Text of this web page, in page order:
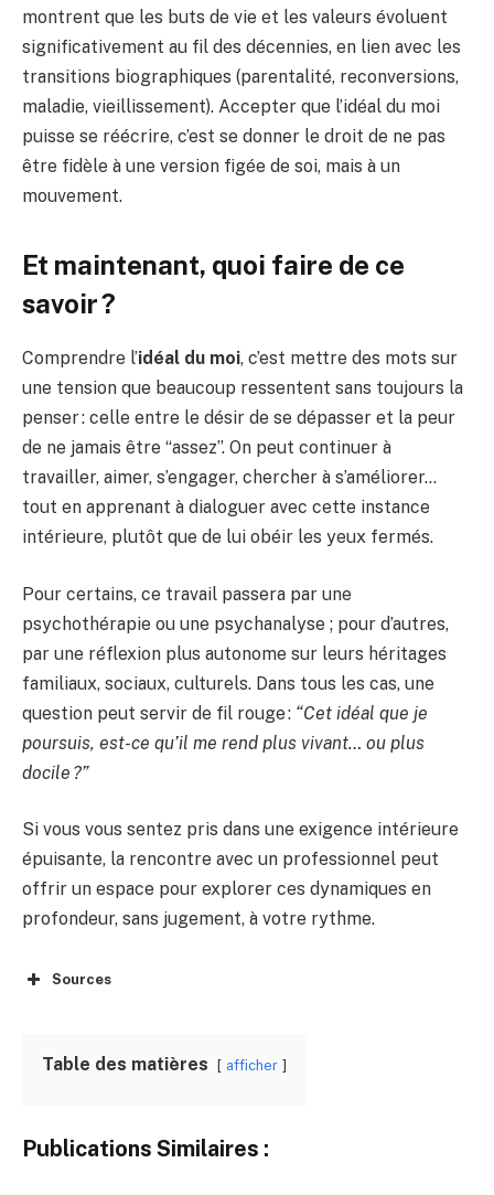
montrent que les buts de vie et les valeurs évoluent
significativement au fil des décennies, en lien avec les
transitions biographiques (parentalité, reconversions,
maladie, vieillissement). Accepter que l’idéal du moi
puisse se réécrire, c’est se donner le droit de ne pas
être fidèle à une version figée de soi, mais à un
mouvement.
Et maintenant, quoi faire de ce
savoir ?
Comprendre l’idéal du moi, c’est mettre des mots sur
une tension que beaucoup ressentent sans toujours la
penser : celle entre le désir de se dépasser et la peur
de ne jamais être “assez”. On peut continuer à
travailler, aimer, s’engager, chercher à s’améliorer…
tout en apprenant à dialoguer avec cette instance
intérieure, plutôt que de lui obéir les yeux fermés.
Pour certains, ce travail passera par une
psychothérapie ou une psychanalyse ; pour d’autres,
par une réflexion plus autonome sur leurs héritages
familiaux, sociaux, culturels. Dans tous les cas, une
question peut servir de fil rouge : “Cet idéal que je
poursuis, est-ce qu’il me rend plus vivant… ou plus
docile ?”
Si vous vous sentez pris dans une exigence intérieure
épuisante, la rencontre avec un professionnel peut
offrir un espace pour explorer ces dynamiques en
profondeur, sans jugement, à votre rythme.
Sources
Table des matières afficher
Publications Similaires :